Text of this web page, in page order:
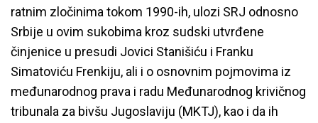
ratnim zločinima tokom 1990-ih, ulozi SRJ odnosno
Srbije u ovim sukobima kroz sudski utvrđene
činjenice u presudi Jovici Stanišiću i Franku
Simatoviću Frenkiju, ali i o osnovnim pojmovima iz
međunarodnog prava i radu Međunarodnog krivičnog
tribunala za bivšu Jugoslaviju (MKTJ), kao i da ih